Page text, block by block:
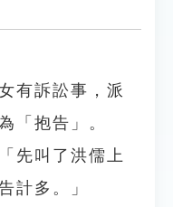
有訴訟事，派
「抱告」。
先叫了洪儒上
計多。」